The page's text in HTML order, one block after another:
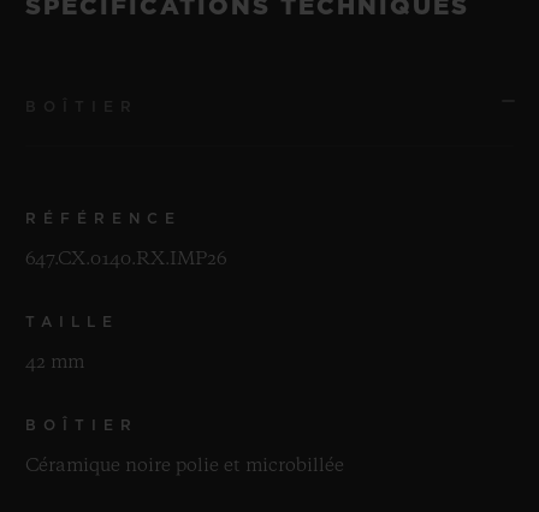
SPÉCIFICATIONS TECHNIQUES
RÉFÉRENCE
647.CX.0140.RX.IMP26
TAILLE
42 mm
BOÎTIER
Céramique noire polie et microbillée